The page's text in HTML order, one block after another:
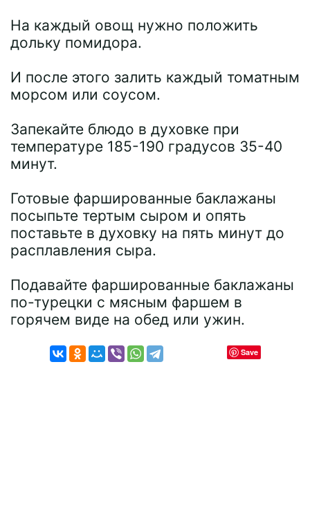
На каждый овощ нужно положить
дольку помидора.
И после этого залить каждый томатным
морсом или соусом.
Запекайте блюдо в духовке при
температуре 185-190 градусов 35-40
минут.
Готовые фаршированные баклажаны
посыпьте тертым сыром и опять
поставьте в духовку на пять минут до
расплавления сыра.
Подавайте фаршированные баклажаны
по-турецки с мясным фаршем в
горячем виде на обед или ужин.
Save